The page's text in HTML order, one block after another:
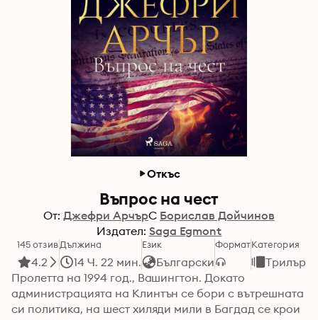
Откъс
Въпрос на чест
От: Джефри АрчърС Борислав Дойчинов
Издател: Saga Egmont
145 отзив
4.2
Дължина
14 Ч. 22 мин.
Език
Български
ФорматКатегория
Трилъри
Пролетта на 1994 год., Вашингтон. Докато
администрацията на Клинтън се бори с вътрешната
си политика, на шест хиляди мили в Багдад се крои